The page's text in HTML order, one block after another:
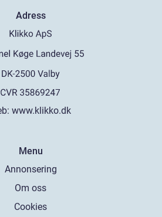
Adress
www.klikko.dk
Menu
Annonsering
Om oss
Cookies